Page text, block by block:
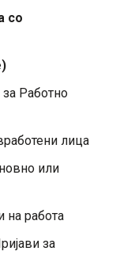
со
)
Работно
лица
или
на работа
за